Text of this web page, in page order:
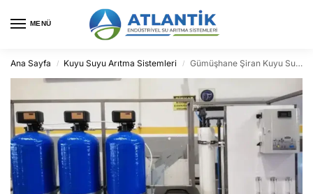
MENÜ
Ana Sayfa / Kuyu Suyu Arıtma Sistemleri / Gümüşhane Şiran Kuyu Suyu Arıtma